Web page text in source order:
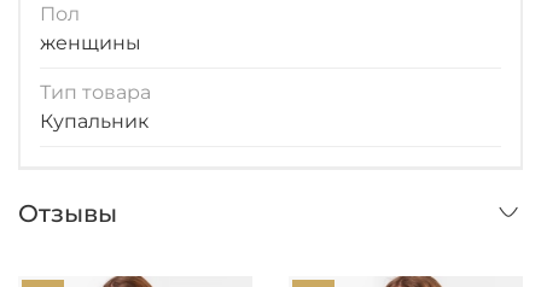
Пол
женщины
Тип товара
Купальник
Отзывы